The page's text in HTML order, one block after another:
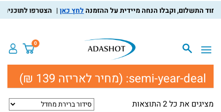
לחץ כאן הצטרפו לתוכנית
0
semi-year-deal: (מחיר לאריזה 139 ₪)
מציגים את כל ⁦2⁩ התוצאות